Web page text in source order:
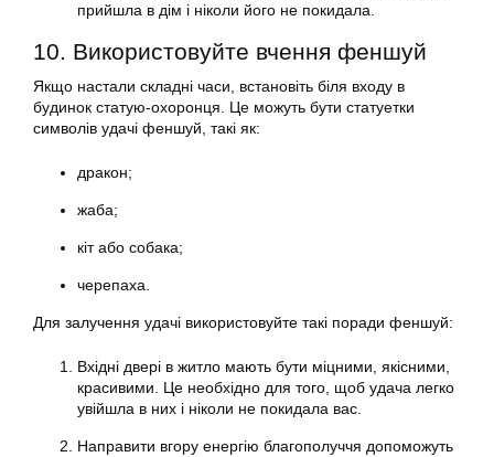
прийшла в дім і ніколи його не покидала.
10. Використовуйте вчення феншуй
Якщо настали складні часи, встановіть біля входу в
будинок статую-охоронця. Це можуть бути статуетки
символів удачі феншуй, такі як:
дракон;
жаба;
кіт або собака;
черепаха.
Для залучення удачі використовуйте такі поради феншуй:
Вхідні двері в житло мають бути міцними, якісними,
красивими. Це необхідно для того, щоб удача легко
увійшла в них і ніколи не покидала вас.
Направити вгору енергію благополуччя допоможуть